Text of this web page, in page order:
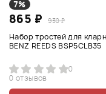
7%
865 ₽ 930 ₽
Набор тростей для
BENZ REEDS BSP5CLB35
0
0 отзывов